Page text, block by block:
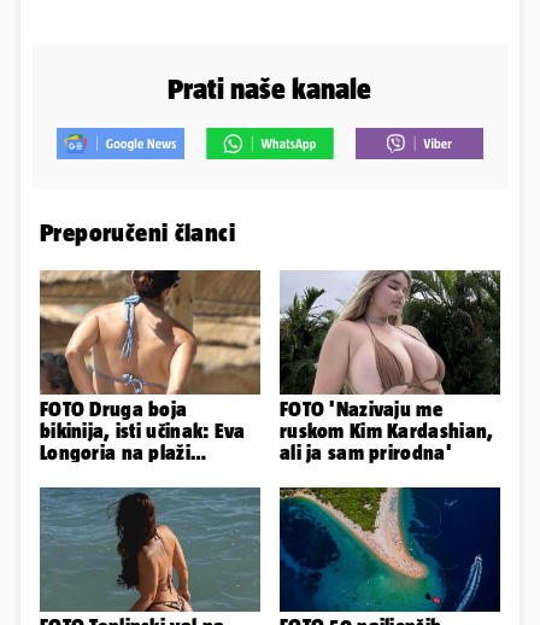
Prati naše kanale
Preporučeni članci
FOTO Druga boja
bikinija, isti učinak: Eva
Longoria na plaži
obline
FOTO 'Nazivaju me
ruskom Kim Kardashian,
ali ja sam prirodna'